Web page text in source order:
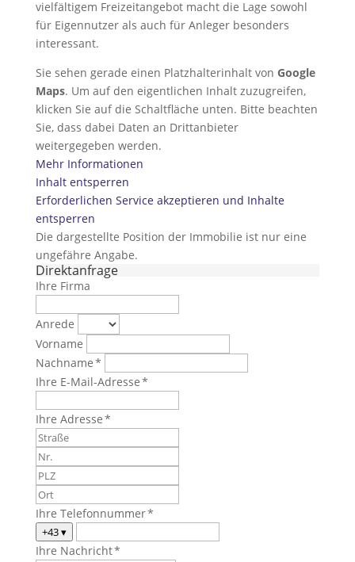
vielfältigem Freizeitangebot macht die Lage sowohl
für Eigennutzer als auch für Anleger besonders
interessant.
Sie sehen gerade einen Platzhalterinhalt von Google
Maps. Um auf den eigentlichen Inhalt zuzugreifen,
klicken Sie auf die Schaltfläche unten. Bitte beachten
Sie, dass dabei Daten an Drittanbieter
weitergegeben werden.
Mehr Informationen
Inhalt entsperren
Erforderlichen Service akzeptieren und Inhalte
entsperren
Die dargestellte Position der Immobilie ist nur eine
ungefähre Angabe.
Direktanfrage
Ihre Firma
Anrede
Vorname
Nachname *
Ihre E-Mail-Adresse *
Ihre Adresse *
Ihre Telefonnummer *
+43▾
Ihre Nachricht *